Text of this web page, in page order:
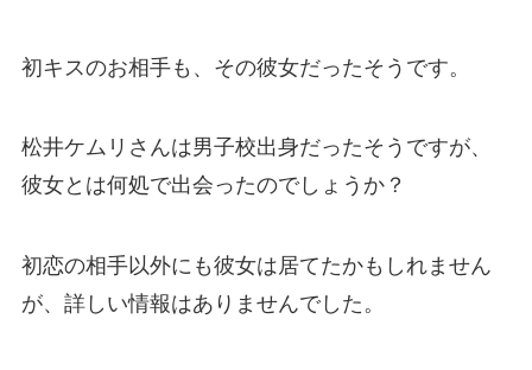
初キスのお相手も、その彼女だったそうです。
松井ケムリさんは男子校出身だったそうですが、
彼女とは何処で出会ったのでしょうか？
初恋の相手以外にも彼女は居てたかもしれません
が、詳しい情報はありませんでした。